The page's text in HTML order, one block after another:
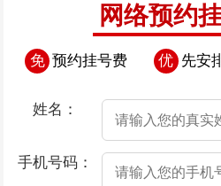
憋尿治疗早泄“不靠谱”
导致男性早泄的病因是什么
包皮上有白疙瘩
包皮上有小肉流脓
包皮上有一圈肉芽是怎么回事
网络预约
免 预约挂号费 优 先安
姓名：
手机号码：